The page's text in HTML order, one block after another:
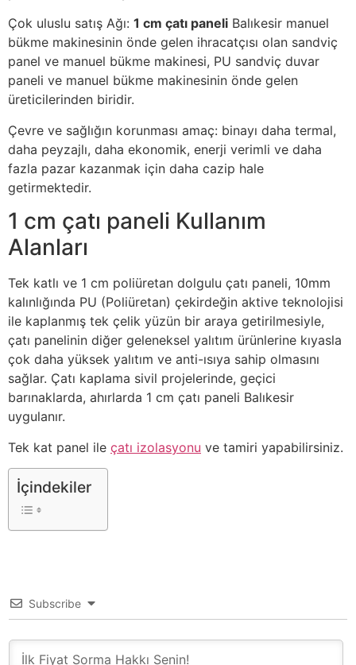
Çok uluslu satış Ağı: 1 cm çatı paneli Balıkesir manuel
bükme makinesinin önde gelen ihracatçısı olan sandviç
panel ve manuel bükme makinesi, PU sandviç duvar
paneli ve manuel bükme makinesinin önde gelen
üreticilerinden biridir.
Çevre ve sağlığın korunması amaç: binayı daha termal,
daha peyzajlı, daha ekonomik, enerji verimli ve daha
fazla pazar kazanmak için daha cazip hale
getirmektedir.
1 cm çatı paneli Kullanım
Alanları
Tek katlı ve 1 cm poliüretan dolgulu çatı paneli, 10mm
kalınlığında PU (Poliüretan) çekirdeğin aktive teknolojisi
ile kaplanmış tek çelik yüzün bir araya getirilmesiyle,
çatı panelinin diğer geleneksel yalıtım ürünlerine kıyasla
çok daha yüksek yalıtım ve anti-ısıya sahip olmasını
sağlar. Çatı kaplama sivil projelerinde, geçici
barınaklarda, ahırlarda 1 cm çatı paneli Balıkesir
uygulanır.
Tek kat panel ile çatı izolasyonu ve tamiri yapabilirsiniz.
İçindekiler
Subscribe